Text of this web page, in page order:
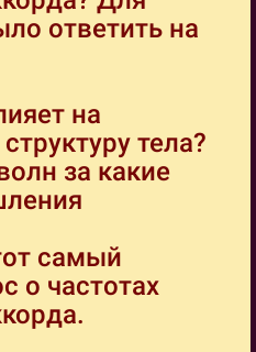
ответить на
на
тела?
за какие
самый
о частотах